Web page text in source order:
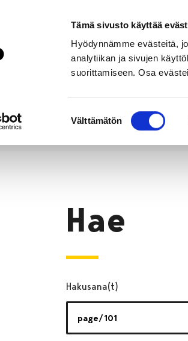
Tämä sivusto käyttää
Hyödynnämme evästeitä,
analytiikan ja sivujen
suorittamiseen. Osa
valinta
Välttämätön
Hae
Hakusana(t)